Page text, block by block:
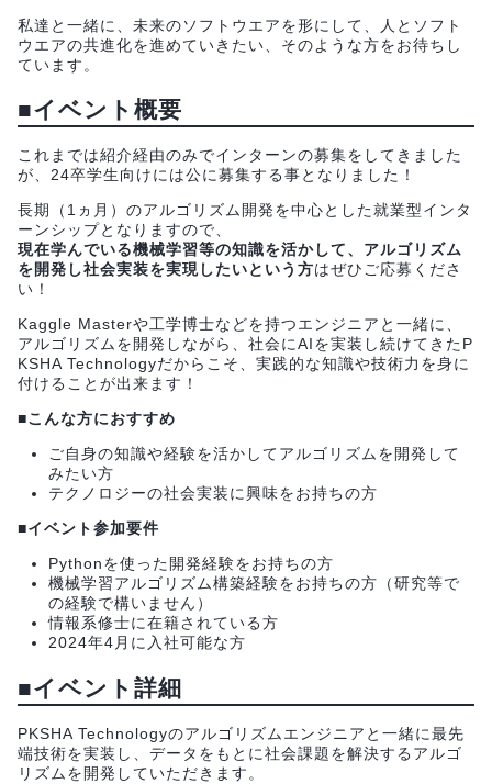
私達と一緒に、未来のソフトウエアを形にして、人とソフト
ウエアの共進化を進めていきたい、そのような方をお待ちし
ています。
■イベント概要
これまでは紹介経由のみでインターンの募集をしてきました
が、24卒学生向けには公に募集する事となりました！
長期（1ヵ月）のアルゴリズム開発を中心とした就業型インタ
ーンシップとなりますので、
現在学んでいる機械学習等の知識を活かして、アルゴリズム
を開発し社会実装を実現したいという方はぜひご応募くださ
い！
Kaggle Masterや工学博士などを持つエンジニアと一緒に、
アルゴリズムを開発しながら、社会にAIを実装し続けてきたP
KSHA Technologyだからこそ、実践的な知識や技術力を身に
付けることが出来ます！
■こんな方におすすめ
ご自身の知識や経験を活かしてアルゴリズムを開発して
みたい方
テクノロジーの社会実装に興味をお持ちの方
■イベント参加要件
Pythonを使った開発経験をお持ちの方
機械学習アルゴリズム構築経験をお持ちの方（研究等で
の経験で構いません）
情報系修士に在籍されている方
2024年4月に入社可能な方
■イベント詳細
PKSHA Technologyのアルゴリズムエンジニアと一緒に最先
端技術を実装し、データをもとに社会課題を解決するアルゴ
リズムを開発していただきます。